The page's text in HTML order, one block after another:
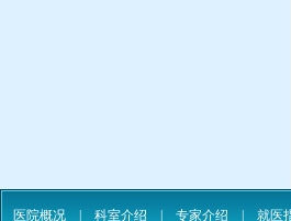
医院概况 科室介绍 专家介绍 就医